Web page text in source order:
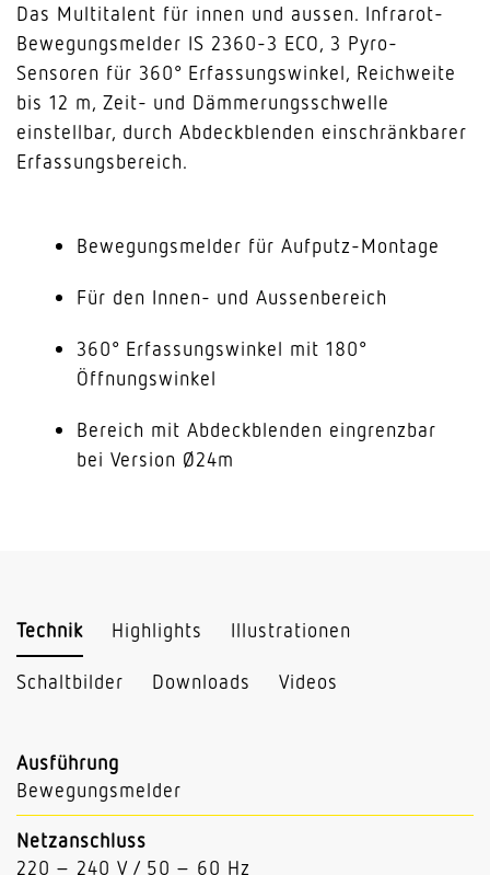
Das Multitalent für innen und aussen. Infrarot-
Bewegungsmelder IS 2360-3 ECO, 3 Pyro-
Sensoren für 360° Erfassungswinkel, Reichweite
bis 12 m, Zeit- und Dämmerungsschwelle
einstellbar, durch Abdeckblenden einschränkbarer
Erfassungsbereich.
Bewegungsmelder für Aufputz-Montage
Für den Innen- und Aussenbereich
360° Erfassungswinkel mit 180°
Öffnungswinkel
Bereich mit Abdeckblenden eingrenzbar
bei Version Ø24m
Technik Highlights Illustrationen
Schaltbilder Downloads Videos
Ausführung
Bewegungsmelder
Netzanschluss
220 – 240 V / 50 – 60 Hz